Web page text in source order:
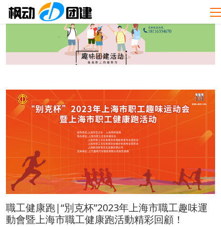
職工健康跑|“別克杯”2023年上海市職工趣味運
動會暨上海市職工健康跑活動精彩回顧！